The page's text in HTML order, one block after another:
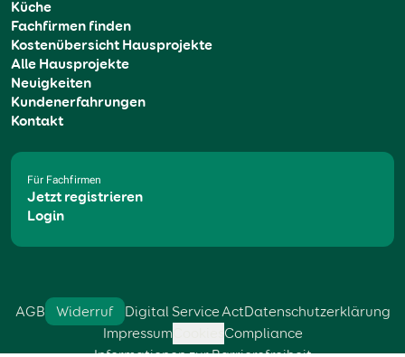
Küche
Fachfirmen finden
Kostenübersicht Hausprojekte
Alle Hausprojekte
Neuigkeiten
Kundenerfahrungen
Kontakt
Für Fachfirmen
Jetzt registrieren
Login
AGB Widerruf Digital Service ActDatenschutzerklärung
Impressum
Compliance